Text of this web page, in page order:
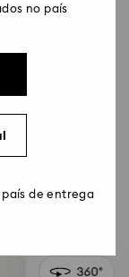
no país
país de entrega